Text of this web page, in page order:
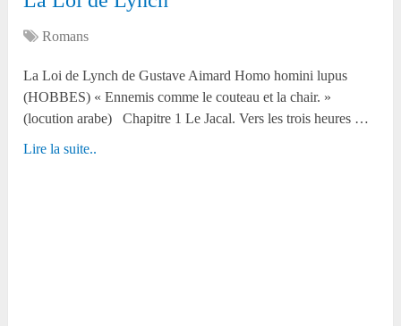
Romans
La Loi de Lynch de Gustave Aimard Homo homini lupus
(HOBBES) « Ennemis comme le couteau et la chair. »
(locution arabe) Chapitre 1 Le Jacal. Vers les trois heures …
Lire la suite..